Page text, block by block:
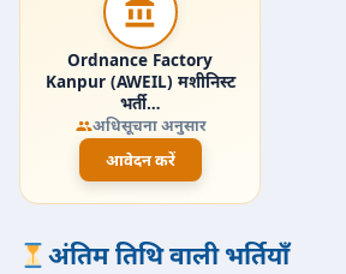
Ordnance Factory
Kanpur (AWEIL) मशीनिस्ट
भर्ती…
अधिसूचना अनुसार
आवेदन करें
अंतिम तिथि वाली भर्तियाँ